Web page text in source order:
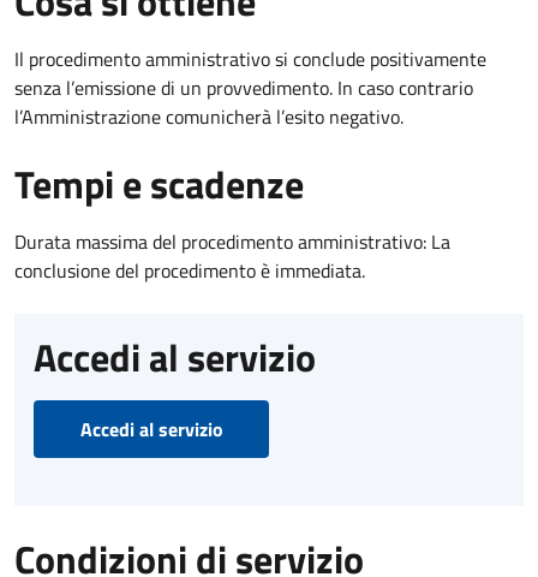
Il procedimento amministrativo si conclude positivamente
senza l’emissione di un provvedimento. In caso contrario
l’Amministrazione comunicherà l’esito negativo.
Tempi e scadenze
Durata massima del procedimento amministrativo: La
conclusione del procedimento è immediata.
Accedi al servizio
Accedi al servizio
Condizioni di servizio